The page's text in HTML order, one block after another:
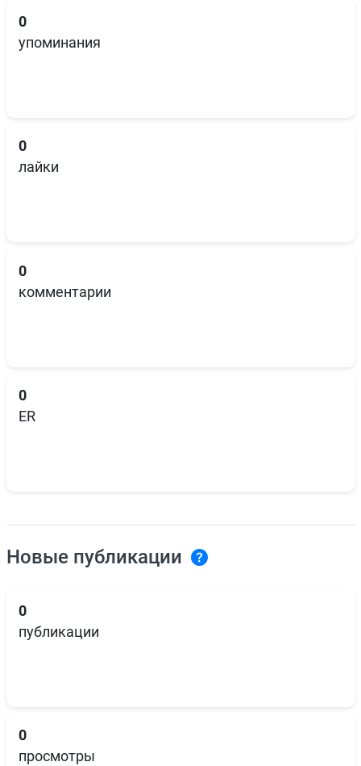
0
упоминания
0
лайки
0
комментарии
0
ER
Новые публикации
0
публикации
0
просмотры